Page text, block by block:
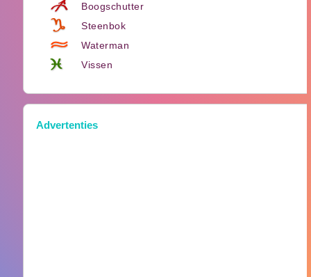
Boogschutter
Steenbok
Waterman
Vissen
Advertenties